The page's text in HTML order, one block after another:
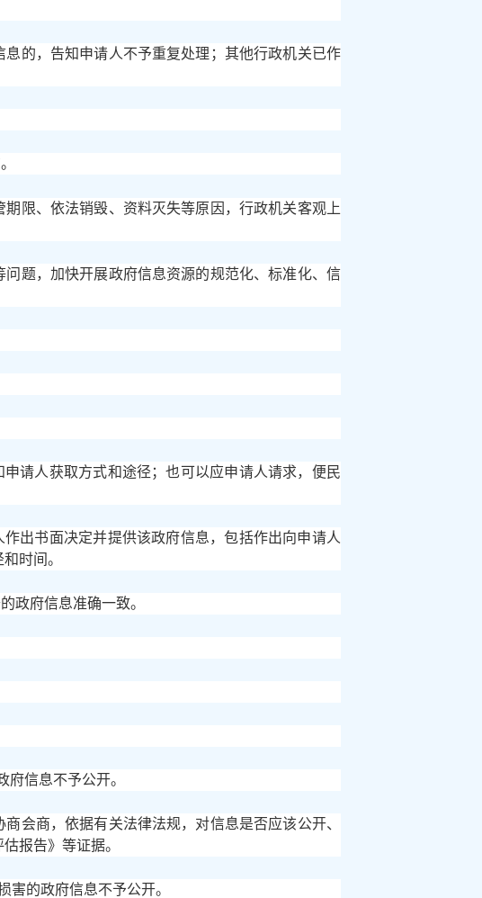
的，告知申请人不予重复处理；其他行政机关已作
限、依法销毁、资料灭失等原因，行政机关客观上
题，加快开展政府信息资源的规范化、标准化、信
请人获取方式和途径；也可以应申请人请求，便民
出书面决定并提供该政府信息，包括作出向申请人
时间。
政府信息准确一致。
信息不予公开。
会商，依据有关法律法规，对信息是否应该公开、
报告》等证据。
的政府信息不予公开。